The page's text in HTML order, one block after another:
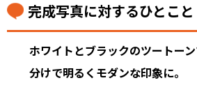
完成写真に対するひとこと
ホワイトとブラックのツートー
分けで明るくモダンな印象に。